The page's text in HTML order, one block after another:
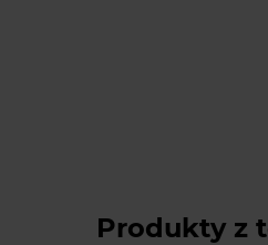
Produkty z